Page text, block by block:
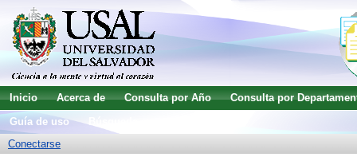
Inicio Acerca de Consulta por Año
Consulta por
Guía de uso
Conectarse